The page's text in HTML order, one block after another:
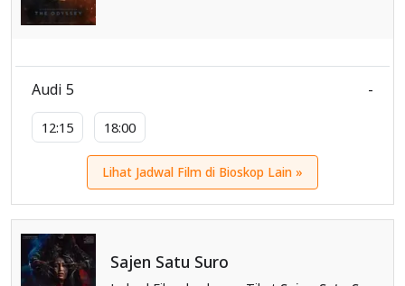
Audi 5
12:15 18:00
-
Lihat Jadwal Film di Bioskop Lain »
Sajen Satu Suro